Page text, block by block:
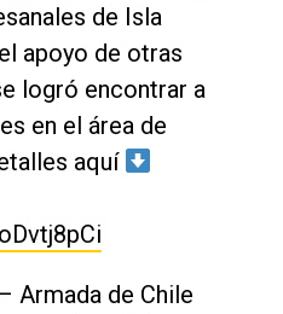
de Isla
apoyo de otras
logró encontrar a
en el área de
aquí
Armada de Chile